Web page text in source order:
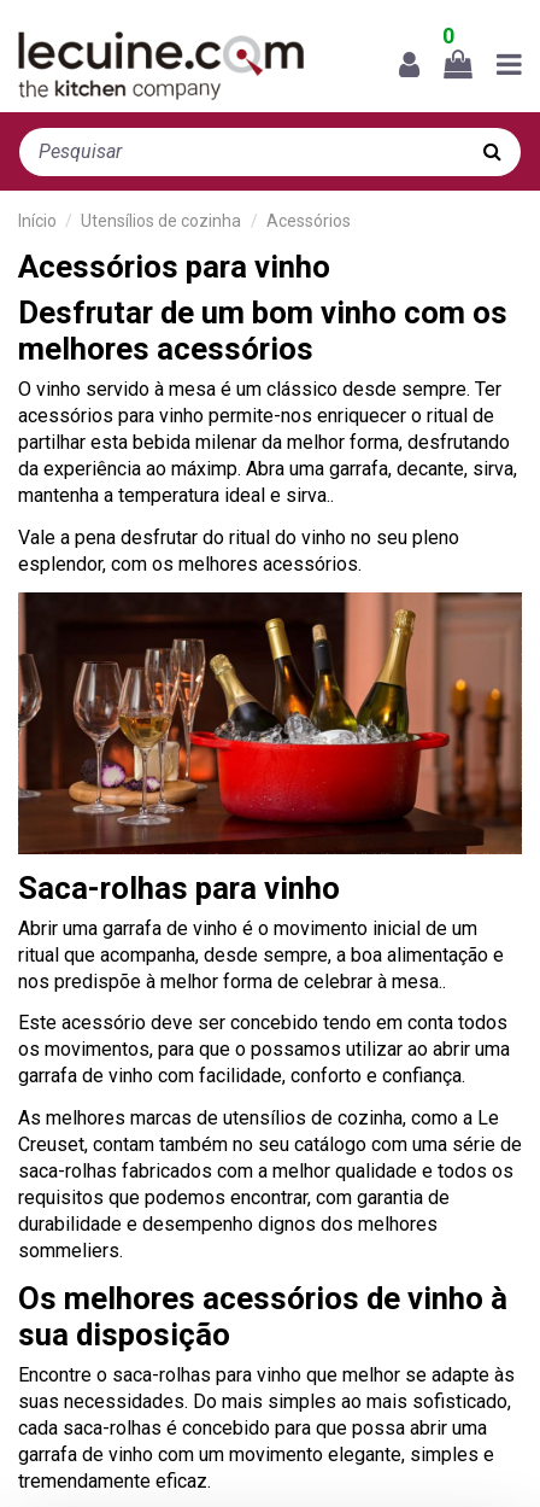
0
Início Utensílios de cozinha Acessórios
Acessórios para vinho
Desfrutar de um bom vinho com os
melhores acessórios
O vinho servido à mesa é um clássico desde sempre. Ter
acessórios para vinho permite-nos enriquecer o ritual de
partilhar esta bebida milenar da melhor forma, desfrutando
da experiência ao máximp. Abra uma garrafa, decante, sirva,
mantenha a temperatura ideal e sirva..
Vale a pena desfrutar do ritual do vinho no seu pleno
esplendor, com os melhores acessórios.
Saca-rolhas para vinho
Abrir uma garrafa de vinho é o movimento inicial de um
ritual que acompanha, desde sempre, a boa alimentação e
nos predispõe à melhor forma de celebrar à mesa..
Este acessório deve ser concebido tendo em conta todos
os movimentos, para que o possamos utilizar ao abrir uma
garrafa de vinho com facilidade, conforto e confiança.
As melhores marcas de utensílios de cozinha, como a Le
Creuset, contam também no seu catálogo com uma série de
saca-rolhas fabricados com a melhor qualidade e todos os
requisitos que podemos encontrar, com garantia de
durabilidade e desempenho dignos dos melhores
sommeliers.
Os melhores acessórios de vinho à
sua disposição
Encontre o saca-rolhas para vinho que melhor se adapte às
suas necessidades. Do mais simples ao mais sofisticado,
cada saca-rolhas é concebido para que possa abrir uma
garrafa de vinho com um movimento elegante, simples e
tremendamente eficaz.